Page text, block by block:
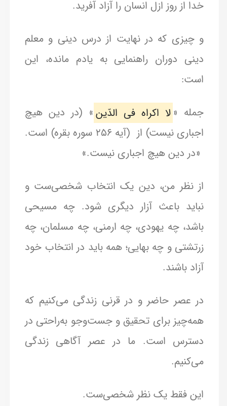
خدا از روز ازل انسان را آزاد آفرید.
و چیزی که در نهایت از درس دینی و معلم
دینی دوران راهنمایی به یادم مانده، این
است:
جمله «لا اکراه فی الدّین» (در دین هیچ
اجباری نیست) از (آیه ۲۵۶ سوره بقره) است.
«در دین هیچ اجباری نیست.»
از نظر من، دین یک انتخاب شخصی‌ست و
نباید باعث آزار دیگری شود. چه مسیحی
باشد، چه یهودی، چه ارمنی، چه مسلمان، چه
زرتشتی و چه بهایی؛ همه باید در انتخاب خود
آزاد باشند.
در عصر حاضر و در قرنی زندگی می‌کنیم که
همه‌چیز برای تحقیق و جست‌وجو به‌راحتی در
دسترس است. ما در عصر آگاهی زندگی
می‌کنیم.
این فقط یک نظر شخصی‌ست.